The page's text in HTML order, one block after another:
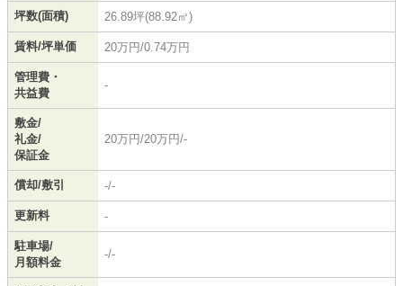
坪数(面積) 26.89坪(88.92㎡)
賃料/坪単価 20万円/0.74万円
管理費・
共益費
-
敷金/
礼金/
保証金
20万円/20万円/-
償却/敷引 -/-
更新料 -
駐車場/
月額料金
-/-